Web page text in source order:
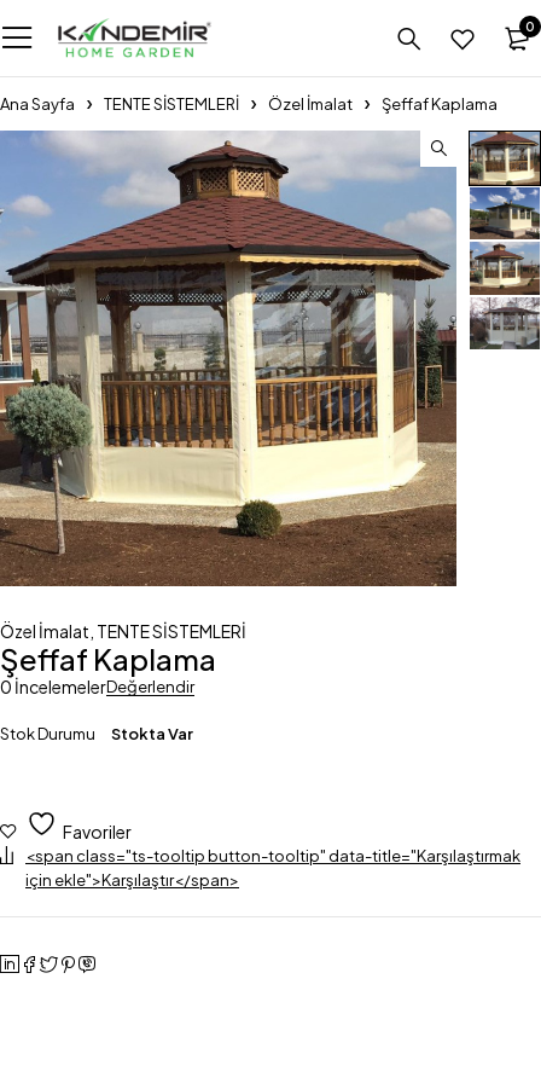
0
Ana Sayfa TENTE SİSTEMLERİ Özel İmalat Şeffaf Kaplama
Özel İmalat TENTE SİSTEMLERİ
Şeffaf Kaplama
0 İncelemelerDeğerlendir
Stok Durumu Stokta Var
Favoriler
<span class="ts-tooltip button-tooltip" data-title="Karşılaştırmak
için ekle">Karşılaştır</span>